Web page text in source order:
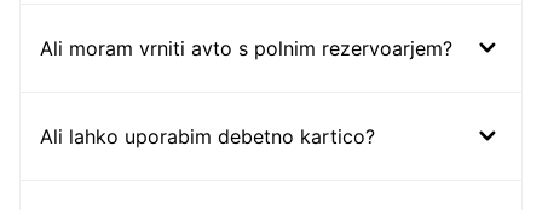
Ali moram vrniti avto s polnim rezervoarjem?
Ali lahko uporabim debetno kartico?